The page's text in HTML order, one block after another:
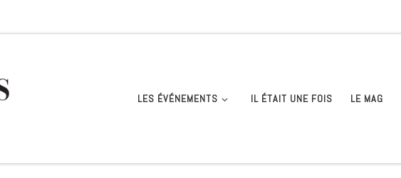
LES ÉVÉNEMENTS IL ÉTAIT UNE FOIS LE MAG